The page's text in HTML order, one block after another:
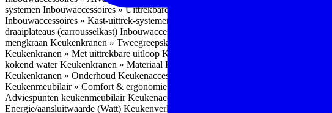
systemen Inbouwaccessoires » Uittrekbare ladesystemen
Inbouwaccessoires » Kast-uittrek-systemen
draaiplateaus (carrousselkast) Inbouwaccessoires » Onderhoud
mengkraan Keukenkranen » Tweegreepskraan
Keukenkranen » Met uittrekbare uitloop Keukenkranen » Gefilterd water
kokend waterKeukenkranen » Materiaal Keukenkranen » Pvd Techniek (pvd)
Keukenkranen » Onderhoud Keukenaccessoires » Keukenmeubilair
Keukenmeubilair » Comfort & ergonomie
Adviespunten keukenmeubilairKeukenaccessoires » Keukenverlichting
Energie/aansluitwaarde (Watt) Keukenverlichting » Leddriver Keukenverlichting »